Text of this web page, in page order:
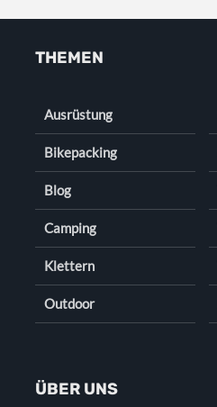
THEMEN
Ausrüstung
Bikepacking
Blog
Camping
Klettern
Outdoor
ÜBER UNS